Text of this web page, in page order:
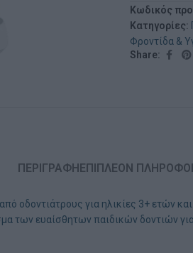
Κωδικός
Κατηγορίες:
Φροντίδα &
Share:
ΠΕΡΙΓΡΑΦΉ ΕΠΙΠΛΈΟΝ
οδοντιάτρους για ηλικίες 3+ ετών
των ευαίσθητων παιδικών δοντιών